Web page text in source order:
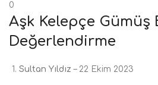
0
Aşk Kelepçe Gümüş
Değerlendirme
Sultan Yıldız– 22 Ekim 2023